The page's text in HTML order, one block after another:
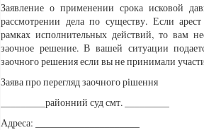
Заявление о применении срока исковой
рассмотрении дела по существу. Если
рамках исполнительных действий, то вам
заочное решение. В вашей ситуации
заочного решения если вы не принимали
Заява про перегляд заочного рішення
_________районний суд смт. _________
Адреса: _____________________